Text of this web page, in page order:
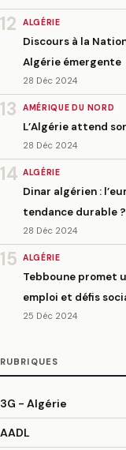
12 ALGÉRIE
Discours à la
Algérie émergente
28 Déc 2024
13 AMÉRIQUE DU NORD
L’Algérie attend
28 Déc 2024
14 ALGÉRIE
Dinar algérien :
tendance durable ?
28 Déc 2024
15 ALGÉRIE
Tebboune promet
emploi et défis
25 Déc 2024
RUBRIQUES
3G - Algérie
AADL